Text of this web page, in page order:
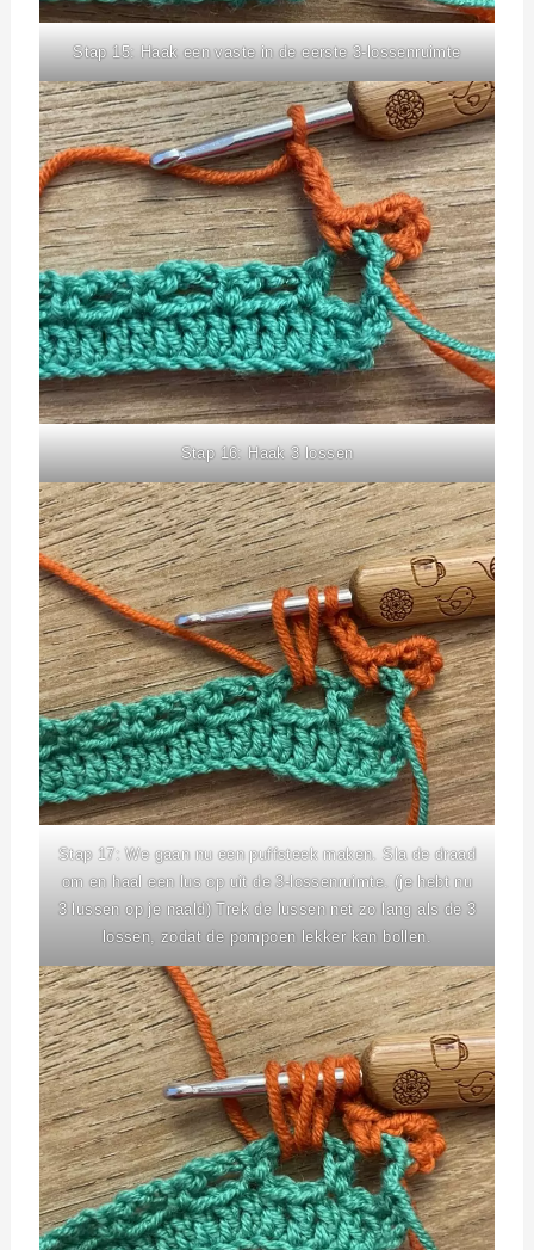
Stap 15: Haak een vaste in de eerste 3-lossenruimte
Stap 16: Haak 3 lossen
Stap 17: We gaan nu een puffsteek maken. Sla de draad
om en haal een lus op uit de 3-lossenruimte. (je hebt nu
3 lussen op je naald) Trek de lussen net zo lang als de 3
lossen, zodat de pompoen lekker kan bollen.